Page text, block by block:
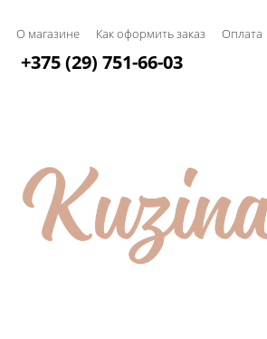
О магазине Как оформить заказ Оплата
+375 (29) 751-66-03